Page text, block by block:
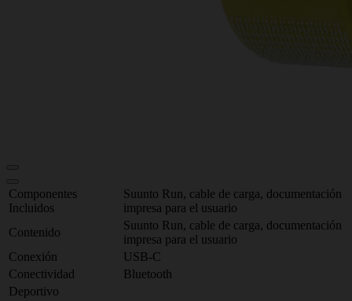
Componentes
Incluidos
Suunto Run, cable de carga, documentación
impresa para el usuario
Contenido
Suunto Run, cable de carga, documentación
impresa para el usuario
Conexión
USB-C
Conectividad
Bluetooth
Deportivo